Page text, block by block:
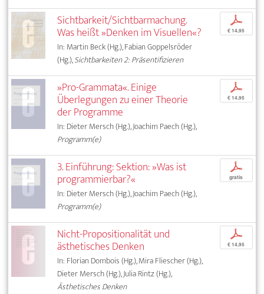
Sichtbarkeit/Sichtbarmachung.
Was heißt »Denken im Visuellen«?
In: Martin Beck (Hg.), Fabian Goppelsröder
(Hg.),Sichtbarkeiten 2: Präsentifizieren
p
€ 14,95
»Pro-Grammata«. Einige
Überlegungen zu einer Theorie
der Programme
In: Dieter Mersch (Hg.), Joachim Paech (Hg.),
Programm(e)
p
€ 14,95
3. Einführung: Sektion: »Was ist
programmierbar?«
In: Dieter Mersch (Hg.), Joachim Paech (Hg.),
Programm(e)
p
gratis
Nicht-Propositionalität und
ästhetisches Denken
In: Florian Dombois (Hg.), Mira Fliescher (Hg.),
Dieter Mersch (Hg.), Julia Rintz (Hg.),
Ästhetisches Denken
p
€ 14,95